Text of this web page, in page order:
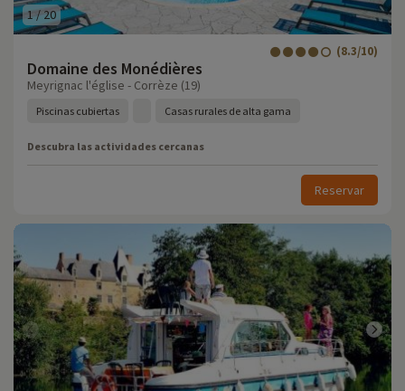
1/20
Domaine des Monédières
(8.3/10)
Meyrignac l'église - Corrèze (19)
Piscinas cubiertas Casas rurales de alta gama
Descubra las actividades cercanas
Reservar